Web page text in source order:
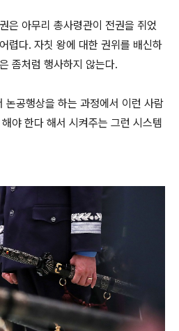
은 아무리 총사령관이 전권을 쥐었
렵다. 자칫 왕에 대한 권위를 배신하
좀처럼 행사하지 않는다.
논공행상을 하는 과정에서 이런 사람
야 한다 해서 시켜주는 그런 시스템